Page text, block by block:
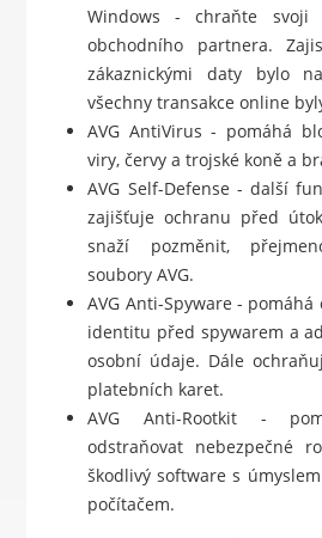
Windows - chraňte svoji
obchodního partnera.
zákaznickými daty bylo
všechny transakce online
AVG AntiVirus - pomáhá
viry, červy a trojské koně a
AVG Self-Defense - další
zajišťuje ochranu před
snaží pozměnit,
soubory AVG.
AVG Anti-Spyware -
identitu před spywarem a
osobní údaje. Dále
platebních karet.
AVG Anti-Rootkit -
odstraňovat nebezpečné
škodlivý software s
počítačem.